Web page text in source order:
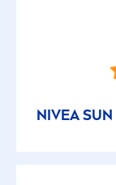
NIVEASUN